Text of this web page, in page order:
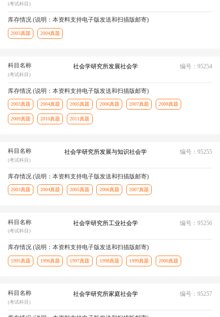
(考试科目)
库存情况 (说明：本资料支持电子版发送和扫描版邮寄)
2003真题 2004真题
科目名称
(考试科目)
社会学研究所发展社会学 编号：95254
库存情况 (说明：本资料支持电子版发送和扫描版邮寄)
2003真题 2004真题 2005真题 2006真题 2007真题 2008真题
2009真题 2010真题 2011真题
科目名称
(考试科目)
社会学研究所发展与知识社会学 编号：95255
库存情况 (说明：本资料支持电子版发送和扫描版邮寄)
2003真题 2004真题 2005真题 2006真题 2007真题
科目名称
(考试科目)
社会学研究所工业社会学 编号：95256
库存情况 (说明：本资料支持电子版发送和扫描版邮寄)
1995真题 1996真题 1997真题 1998真题 1999真题 2000真题
科目名称
(考试科目)
社会学研究所家庭社会学 编号：95257